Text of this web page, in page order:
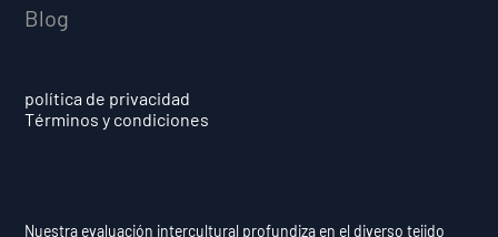
Blog
política de privacidad
Términos y condiciones
Nuestra evaluación intercultural profundiza en el diverso tejido